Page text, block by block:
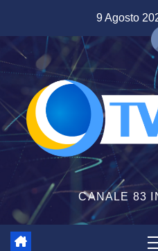
contenuto
9 Agosto
CANALE 83